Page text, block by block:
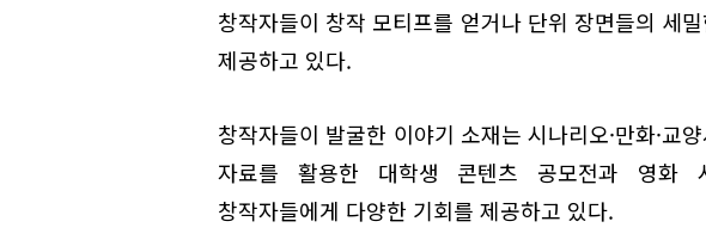
창작자들이 창작 모티프를 얻거나 단위 장면들의 세
제공하고 있다.
창작자들이 발굴한 이야기 소재는 시나리오·만화·교
자료를 활용한 대학생 콘텐츠 공모전과 영화
창작자들에게 다양한 기회를 제공하고 있다.